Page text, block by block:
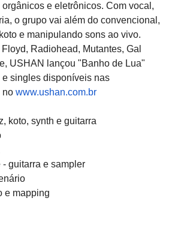
e eletrônicos. Com vocal,
o grupo vai além do convencional,
e manipulando sons ao vivo.
Radiohead, Mutantes, Gal
USHAN lançou "Banho de Lua"
singles disponíveis nas
no www.ushan.com.br
koto, synth e guitarra
guitarra e sampler
e mapping